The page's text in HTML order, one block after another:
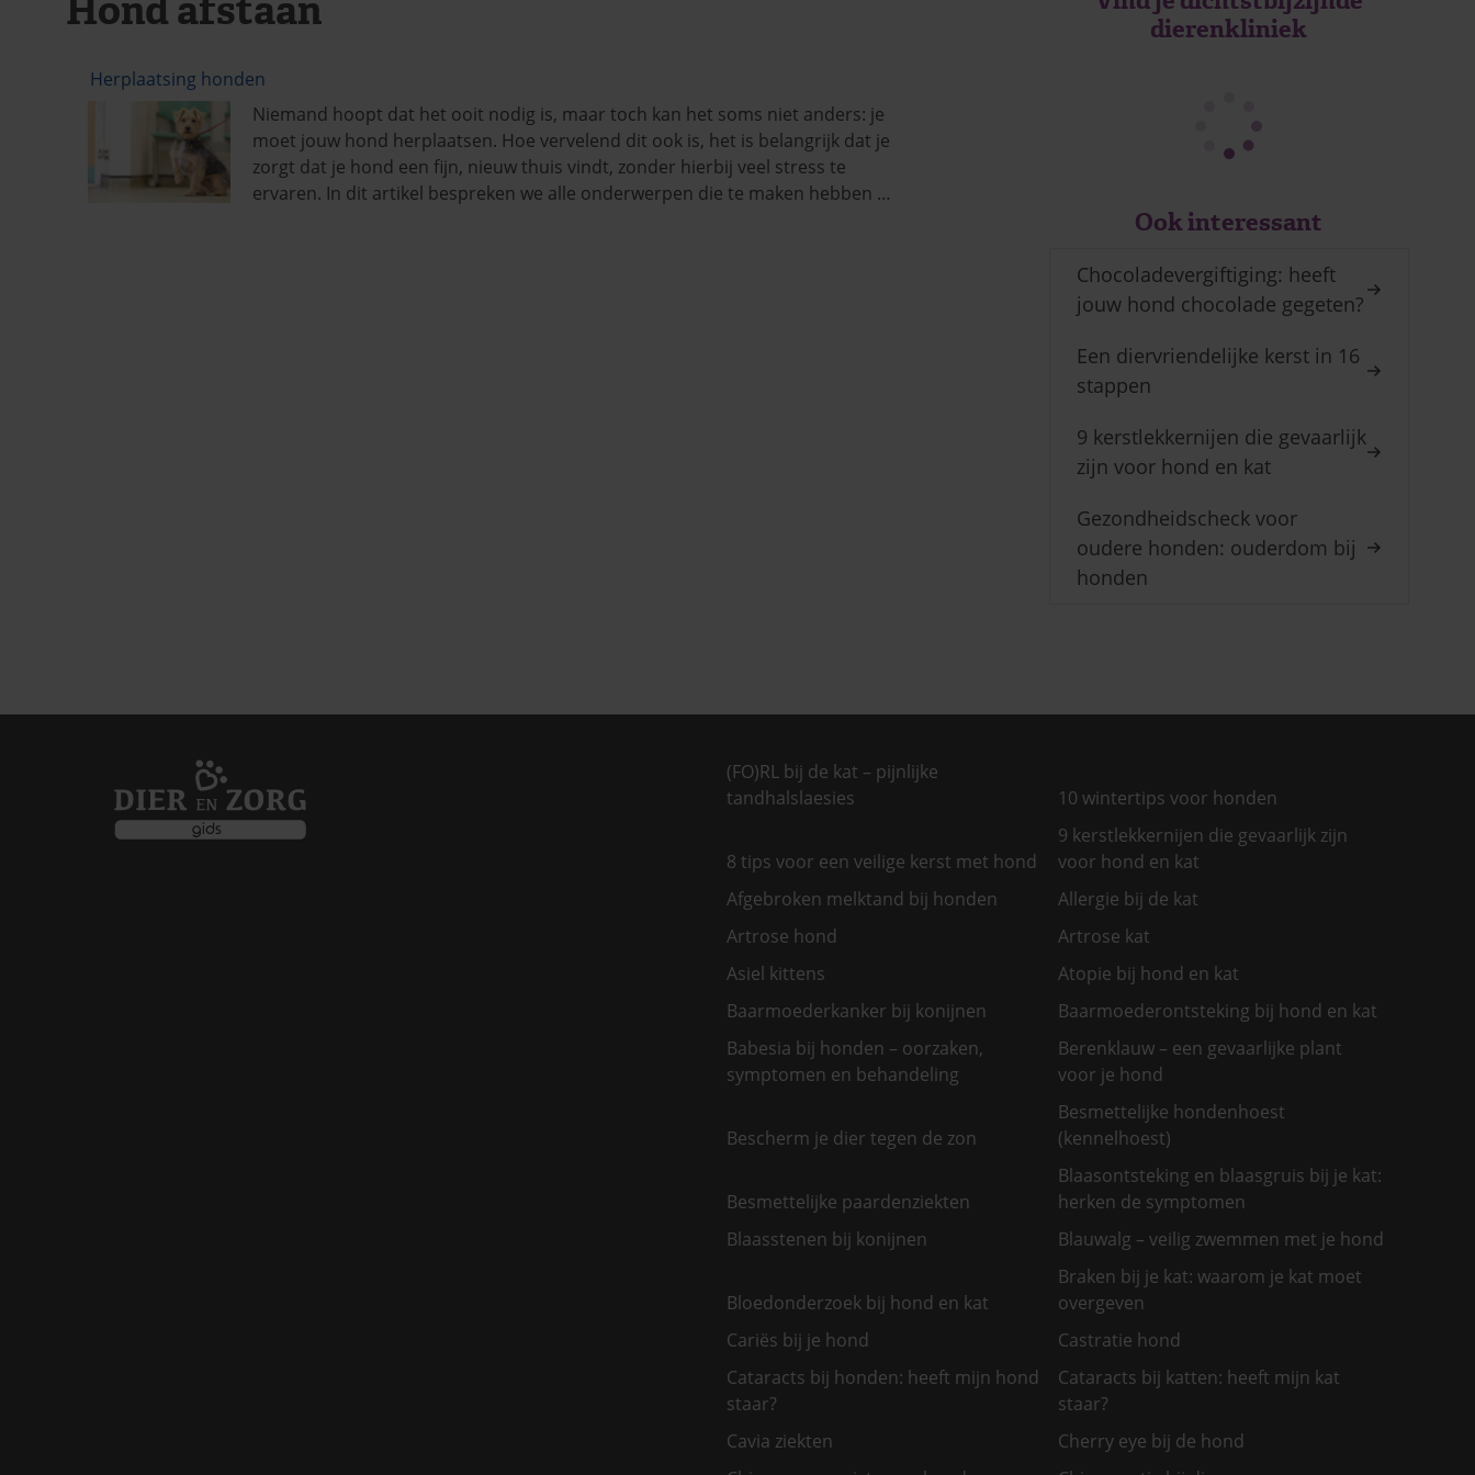
Herplaatsing honden
Niemand hoopt dat het ooit nodig is, maar toch kan het soms niet anders: je
moet jouw hond herplaatsen. Hoe vervelend dit ook is, het is belangrijk dat je
zorgt dat je hond een fijn, nieuw thuis vindt, zonder hierbij veel stress te
ervaren. In dit artikel bespreken we alle onderwerpen die te maken hebben …
dierenkliniek
Ook interessant
Chocoladevergiftiging: heeft
jouw hond chocolade gegeten?
Een diervriendelijke kerst in 16
stappen
9 kerstlekkernijen die gevaarlijk
zijn voor hond en kat
Gezondheidscheck voor
oudere honden: ouderdom bij
honden
(FO)RL bij de kat – pijnlijke
tandhalslaesies
10 wintertips voor honden
8 tips voor een veilige kerst met hond
9 kerstlekkernijen die gevaarlijk zijn
voor hond en kat
Afgebroken melktand bij honden
Allergie bij de kat
Artrose hond
Artrose kat
Asiel kittens
Atopie bij hond en kat
Baarmoederkanker bij konijnen
Baarmoederontsteking bij hond en kat
Babesia bij honden – oorzaken,
symptomen en behandeling
Berenklauw – een gevaarlijke plant
voor je hond
Bescherm je dier tegen de zon
Besmettelijke hondenhoest
(kennelhoest)
Besmettelijke paardenziekten
Blaasontsteking en blaasgruis bij je kat:
herken de symptomen
Blaasstenen bij konijnen
Blauwalg – veilig zwemmen met je hond
Bloedonderzoek bij hond en kat
Braken bij je kat: waarom je kat moet
overgeven
Cariës bij je hond
Castratie hond
Cataracts bij honden: heeft mijn hond
staar?
Cataracts bij katten: heeft mijn kat
staar?
Cavia ziekten
Cherry eye bij de hond